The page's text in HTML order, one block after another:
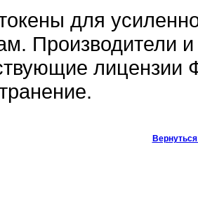
для
Производители
лицензии